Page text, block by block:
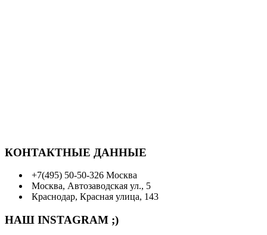
КОНТАКТНЫЕ ДАННЫЕ
+7(495) 50-50-326 Москва
Москва, Автозаводская ул., 5
Краснодар, Красная улица, 143
НАШ INSTAGRAM ;)